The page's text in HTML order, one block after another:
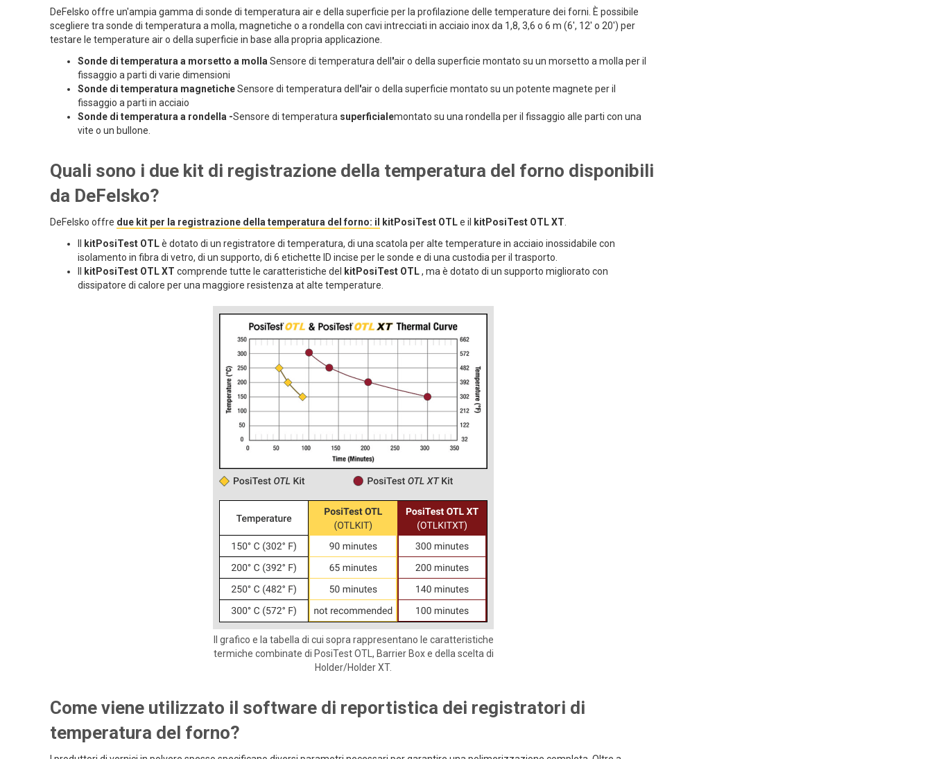
DeFelsko offre un'ampia gamma di sonde di temperatura air e della superficie per la profilazione delle temperature dei forni. È possibile
scegliere tra sonde di temperatura a molla, magnetiche o a rondella con cavi intrecciati in acciaio inox da 1,8, 3,6 o 6 m (6', 12' o 20') per
testare le temperature air o della superficie in base alla propria applicazione.
Sonde di temperatura a morsetto a molla Sensore di temperatura dell 'air o della superficie montato su un morsetto a molla per il
fissaggio a parti di varie dimensioni
Sonde di temperatura magneticheSensore di temperatura dell 'air o della superficie montato su un potente magnete per il
fissaggio a parti in acciaio
Sonde di temperatura a rondella -Sensore di temperatura superficialemontato su una rondella per il fissaggio alle parti con una
vite o un bullone.
Quali sono i due kit di registrazione della temperatura del forno disponibili
da DeFelsko?
DeFelsko offre due kit per la registrazione della temperatura del forno: il kitPosiTest OTLe il kitPosiTest OTL XT
kitPosiTest OTLè dotato di un registratore di temperatura, di una scatola per alte temperature in acciaio inossidabile con
isolamento in fibra di vetro, di un supporto, di 6 etichette ID incise per le sonde e di una custodia per il trasporto.
kitPosiTest OTL XT comprende tutte le caratteristiche del kitPosiTest OTL, ma è dotato di un supporto migliorato con
dissipatore di calore per una maggiore resistenza at alte temperature.
Il grafico e la tabella di cui sopra rappresentano le caratteristiche
termiche combinate di PosiTest OTL, Barrier Box e della scelta di
Holder/Holder XT.
Come viene utilizzato il software di reportistica dei registratori di
temperatura del forno?